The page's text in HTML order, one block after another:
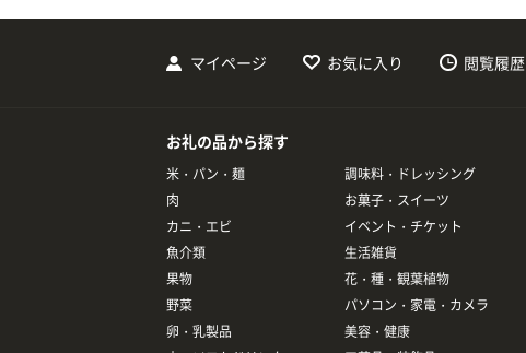
マイページ お気に入り 閲覧履歴
お礼の品から探す
米・パン・麺
肉
カニ・エビ
魚介類
果物
野菜
卵・乳製品
調味料・ドレッシング
お菓子・スイーツ
イベント・チケット
生活雑貨
花・種・観葉植物
パソコン・家電・カメラ
美容・健康